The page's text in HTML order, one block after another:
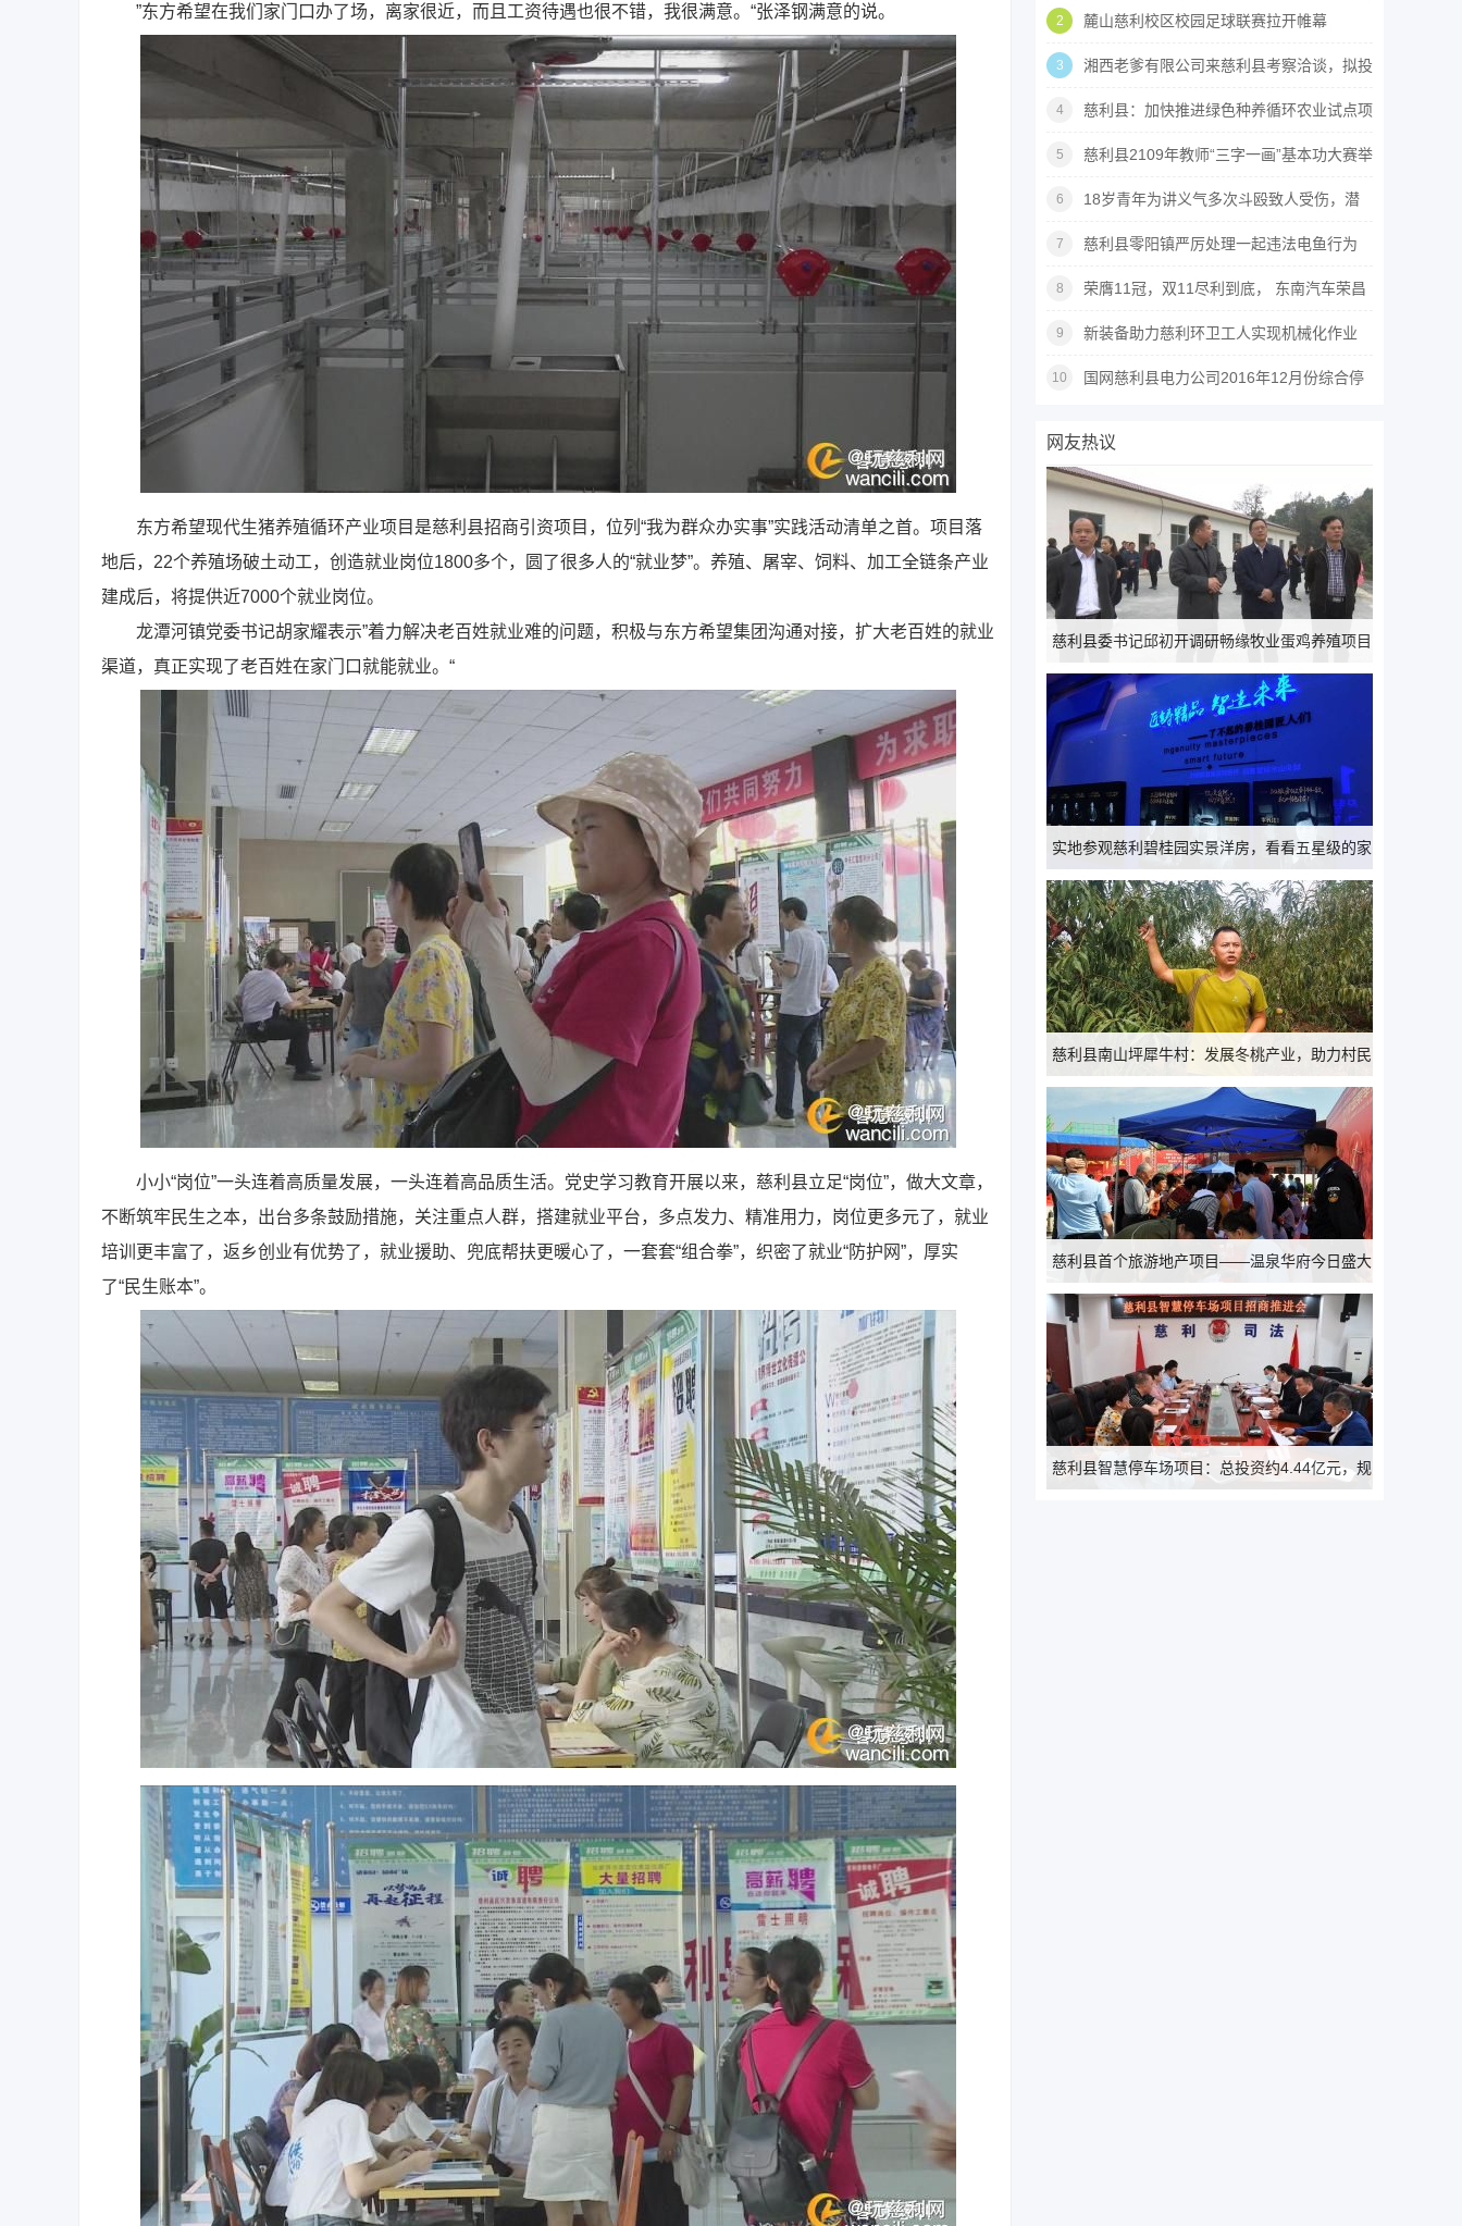
”东方希望在我们家门口办了场，离家很近，而且工资待遇也很不错，我很满意。“张泽钢满意的说。
东方希望现代生猪养殖循环产业项目是慈利县招商引资项目，位列“我为群众办实事”实践活动清单之首。项目落
地后，22个养殖场破土动工，创造就业岗位1800多个，圆了很多人的“就业梦”。养殖、屠宰、饲料、加工全链条产业
建成后，将提供近7000个就业岗位。
龙潭河镇党委书记胡家耀表示”着力解决老百姓就业难的问题，积极与东方希望集团沟通对接，扩大老百姓的就业
渠道，真正实现了老百姓在家门口就能就业。“
小小“岗位”一头连着高质量发展，一头连着高品质生活。党史学习教育开展以来，慈利县立足“岗位”，做大文章，
不断筑牢民生之本，出台多条鼓励措施，关注重点人群，搭建就业平台，多点发力、精准用力，岗位更多元了，就业
培训更丰富了，返乡创业有优势了，就业援助、兜底帮扶更暖心了，一套套“组合拳”，织密了就业“防护网”，厚实
了“民生账本”。
快警5分钟惊险救人
2 麓山慈利校区校园足球联赛拉开帷幕
3
湘西老爹有限公司来慈利县考察洽谈，拟投
资杜仲相关产业
4
慈利县：加快推进绿色种养循环农业试点项
目建设
5
慈利县2109年教师“三字一画”基本功大赛举
6
18岁青年为讲义气多次斗殴致人受伤，潜
逃数月最终难逃法网
7 慈利县零阳镇严厉处理一起违法电鱼行为
8
荣膺11冠，双11尽利到底， 东南汽车荣昌
汽贸4S店体验车展吸睛
9 新装备助力慈利环卫工人实现机械化作业
10
国网慈利县电力公司2016年12月份综合停
网友热议
慈利县委书记邱初开调研畅缘牧业蛋鸡养殖项目
建设情况
实地参观慈利碧桂园实景洋房，看看五星级的家
都有些什么？
慈利县南山坪犀牛村：发展冬桃产业，助力村民
慈利县首个旅游地产项目——温泉华府今日盛大
开盘
慈利县智慧停车场项目：总投资约4.44亿元，规